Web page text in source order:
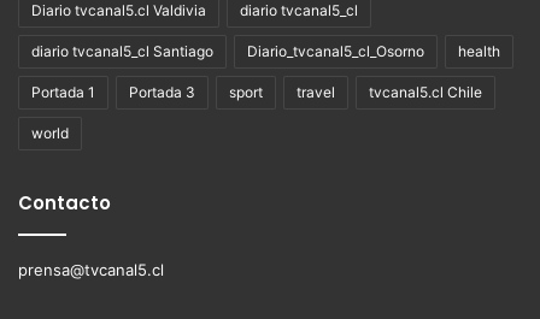
Diario tvcanal5.cl Valdivia diario tvcanal5_cl
diario tvcanal5_cl Santiago Diario_tvcanal5_cl_Osorno health
Portada 1 Portada 3 sport travel tvcanal5.cl Chile
world
Contacto
prensa@tvcanal5.cl